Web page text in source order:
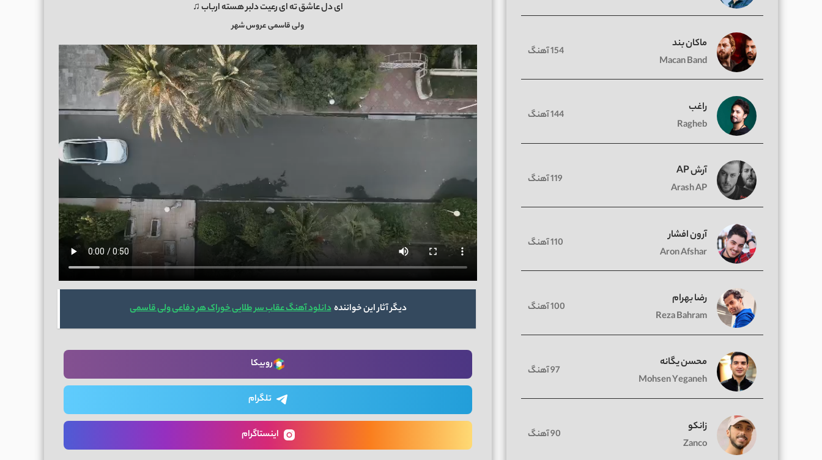
ای دل عاشق ته ای رعیت دلبر هسته ارباب ♫
ولی قاسمی عروس شهر
دیگر آثار این خوانندهدانلود آهنگ عقاب سر طلایی خوراک هر دفاعی ولی قاسمی
روبیکا
تلگرام
اینستاگرام
ماکان بند
Macan Band
154 آهنگ
راغب
Ragheb
144 آهنگ
آرش AP
Arash AP
119 آهنگ
آرون افشار
Aron Afshar
110 آهنگ
رضا بهرام
Reza Bahram
100 آهنگ
محسن یگانه
Mohsen Yeganeh
97 آهنگ
زانکو
Zanco
90 آهنگ